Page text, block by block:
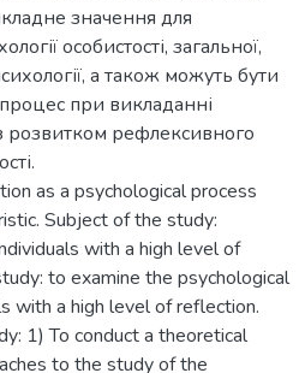
значення для
особистості, загальної,
а також можуть бути
при викладанні
розвитком рефлексивного
as a psychological process
Subject of the study:
with a high level of
to examine the psychological
with a high level of reflection.
1) To conduct a theoretical
to the study of the